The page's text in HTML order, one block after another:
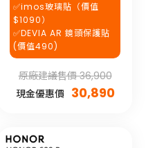
✅imos玻璃貼（價值
$1090）
✅DEVIA AR 鏡頭保護貼
(價值490)
原廠建議售價 36,900
現金優惠價 30,890